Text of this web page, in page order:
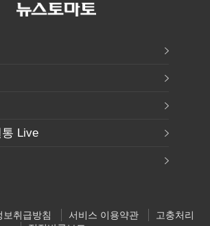
통 Live
보취급방침 서비스 이용약관
고충처리